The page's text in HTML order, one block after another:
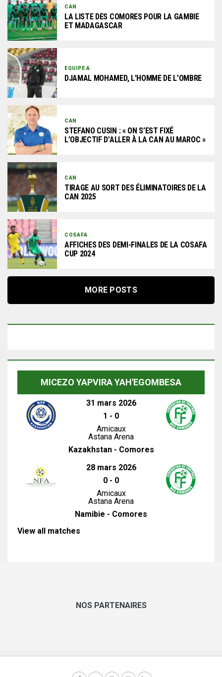
CAN
LA LISTE DES COMORES POUR LA GAMBIE
ET MADAGASCAR
EQUIPE A
DJAMAL MOHAMED, L’HOMME DE L’OMBRE
CAN
STEFANO CUSIN : « ON S’EST FIXÉ
L’OBJECTIF D’ALLER À LA CAN AU MAROC »
CAN
TIRAGE AU SORT DES ÉLIMINATOIRES DE LA
CAN 2025
COSAFA
AFFICHES DES DEMI-FINALES DE LA COSAFA
CUP 2024
MORE POSTS
MICEZO YAPVIRA YAH'EGOMBESA
31 mars 2026
1 - 0
Amicaux
Astana Arena
Kazakhstan - Comores
28 mars 2026
0 - 0
Amicaux
Astana Arena
Namibie - Comores
View all matches
NOS PARTENAIRES